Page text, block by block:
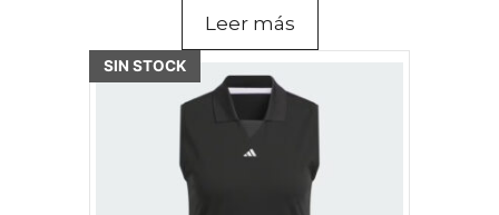
Leer más
SIN STOCK